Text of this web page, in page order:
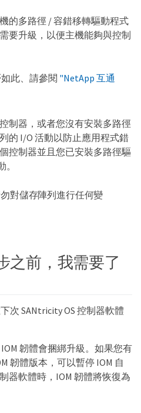
的多路徑 / 容錯移轉驅動程式
要升級，以便主機能夠與控制
此、請參閱 "NetApp 互通
制器，或者您沒有安裝多路徑
的 I/O 活動以防止應用程式錯
控制器並且您已安裝多路徑驅
對儲存陣列進行任何變
之前，我需要了
次 SANtricity OS 控制器軟體
韌體會捆綁升級。如果您有
韌體版本，可以暫停 IOM 自
器軟體時，IOM 韌體將恢復為